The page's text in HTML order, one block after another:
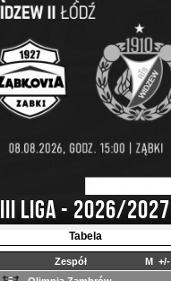
III LIGA - 2026/2027
Tabela
Zespół M +/-